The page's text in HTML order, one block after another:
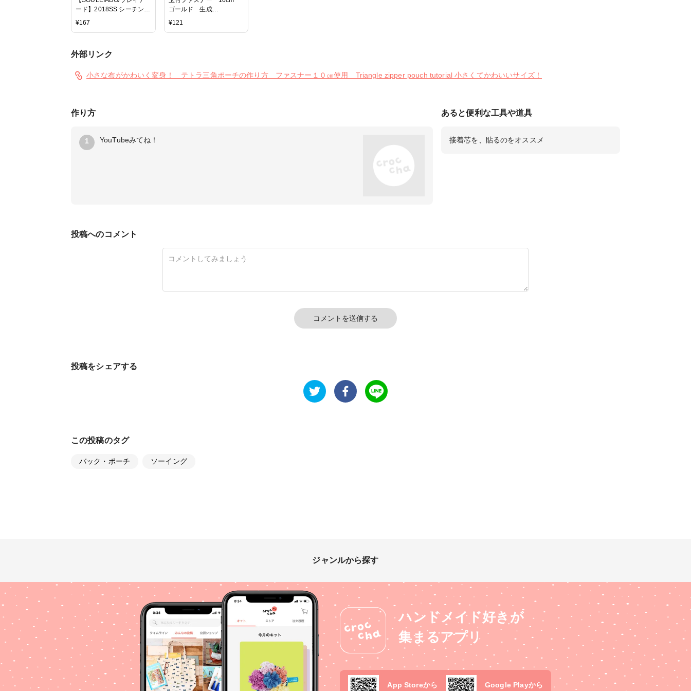
ード】2018SS シーチング
SLF-68-B
¥167
ゴールド 生成
3MG−801−10【ファスナ
¥121
外部リンク
小さな布がかわいく変身！ テトラ三角ポーチの作り方 ファスナー１０㎝使用 Triangle zipper pouch tutorial 小さくてかわいいサイズ！
作り方
1 YouTubeみてね！
あると便利な工具や道具
接着芯を、貼るのをオススメ
投稿へのコメント
コメントを送信する
投稿をシェアする
この投稿のタグ
バック・ポーチ ソーイング
ジャンルから探す
ハンドメイド好きが
集まるアプリ
App Storeから Google Playから